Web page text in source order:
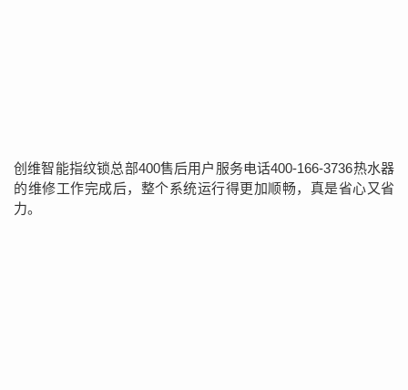
创维智能指纹锁总部400售后用户服务电话400-166-3736热水器
的维修工作完成后，整个系统运行得更加顺畅，真是省心又省
力。